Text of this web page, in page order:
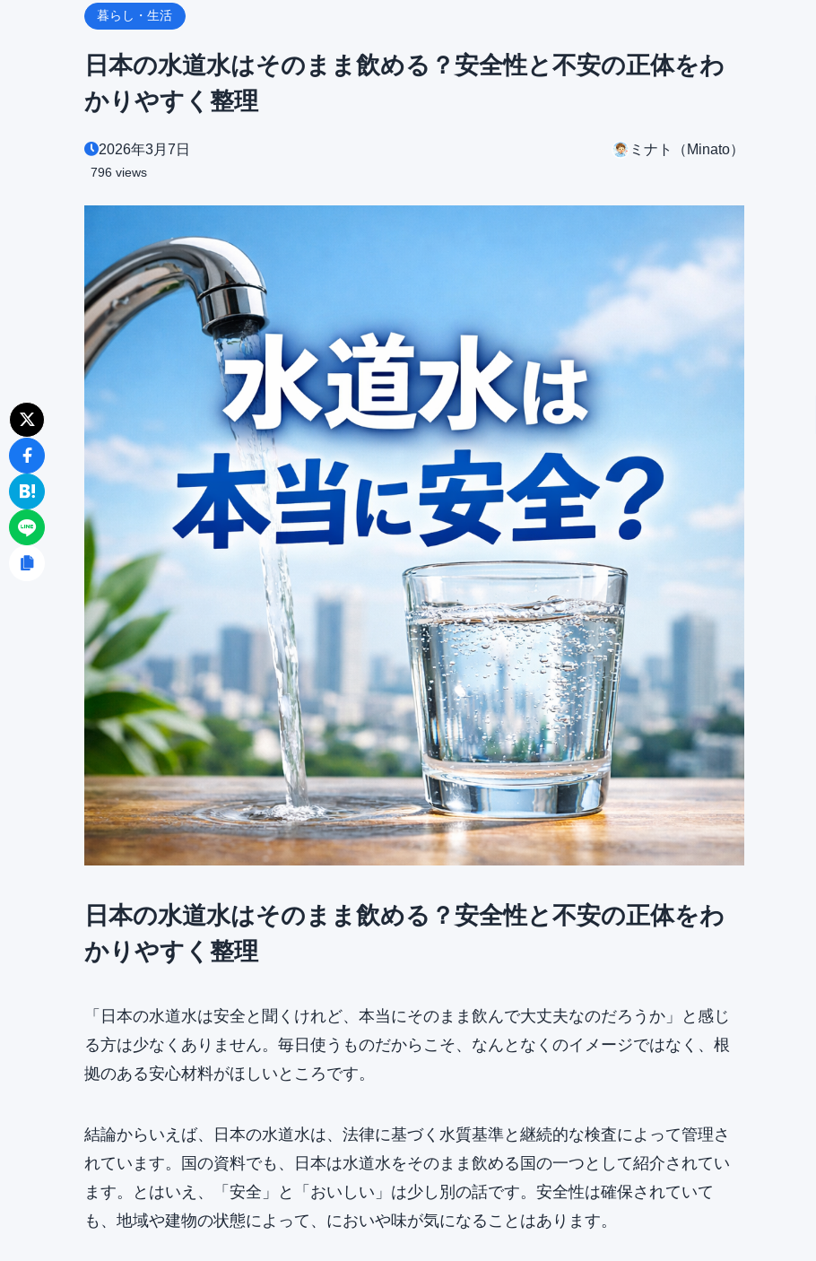
暮らし・生活
日本の水道水はそのまま飲める？安全性と不安の正体をわ
かりやすく整理
2026年3月7日 ミナト（Minato）
796 views
日本の水道水はそのまま飲める？安全性と不安の正体をわ
かりやすく整理
「日本の水道水は安全と聞くけれど、本当にそのまま飲んで大丈夫なのだろうか」と感じ
る方は少なくありません。毎日使うものだからこそ、なんとなくのイメージではなく、根
拠のある安心材料がほしいところです。
結論からいえば、日本の水道水は、法律に基づく水質基準と継続的な検査によって管理さ
れています。国の資料でも、日本は水道水をそのまま飲める国の一つとして紹介されてい
ます。とはいえ、「安全」と「おいしい」は少し別の話です。安全性は確保されていて
も、地域や建物の状態によって、においや味が気になることはあります。